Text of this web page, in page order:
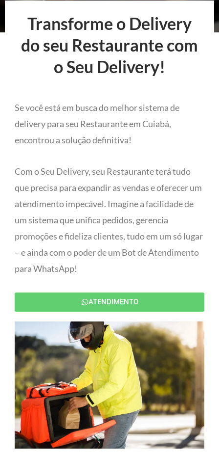
Transforme o Delivery
do seu Restaurante com
o Seu Delivery!
Se você está em busca do melhor sistema de
delivery para seu Restaurante em Cuiabá,
encontrou a solução definitiva!
Com o Seu Delivery, seu Restaurante terá tudo
que precisa para expandir as vendas e oferecer um
atendimento impecável. Imagine a facilidade de
um sistema que unifica pedidos, gerencia
promoções e fideliza clientes, tudo em um só lugar
– e ainda com o poder de um Bot de Atendimento
para WhatsApp!
ATENDIMENTO